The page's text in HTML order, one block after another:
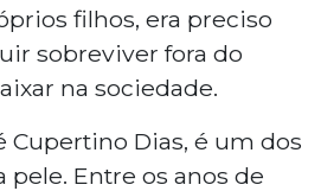
filhos, era preciso
sobreviver fora do
na sociedade.
Cupertino Dias, é um dos
pele. Entre os anos de